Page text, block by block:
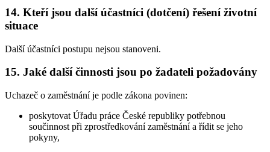
14. Kteří jsou další účastníci (dotčení) řešení životní
situace
Další účastníci postupu nejsou stanoveni.
15. Jaké další činnosti jsou po žadateli požadovány
Uchazeč o zaměstnání je podle zákona povinen:
poskytovat Úřadu práce České republiky potřebnou
součinnost při zprostředkování zaměstnání a řídit se jeho
pokyny,